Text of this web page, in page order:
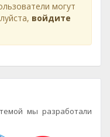
могут
войдите
мы разработали